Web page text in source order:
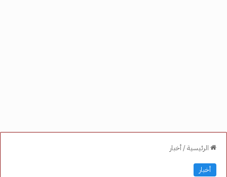
الرئيسية/أخبار
أخبار